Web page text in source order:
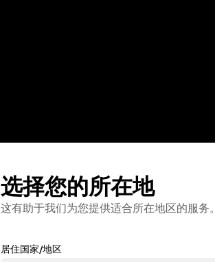
选择您的所在地
这有助于我们为您提供适合所在地区的服务。
居住国家/地区